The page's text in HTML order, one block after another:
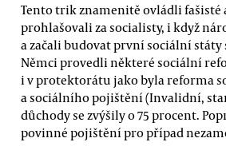
Tento trik znamenitě ovládli fašisté
prohlašovali za socialisty, i když
a začali budovat první sociální
Němci provedli některé sociální
i v protektorátu jako byla reforma
a sociálního pojištění (Invalidní,
důchody se zvýšily o 75 procent.
povinné pojištění pro případ